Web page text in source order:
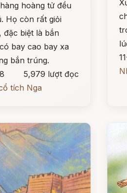
hoàng tử đều
Họ còn rất giỏi
đặc biệt là bắn
bay cao bay xa
bắn trúng.
5,979 lượt đọc
tích Nga